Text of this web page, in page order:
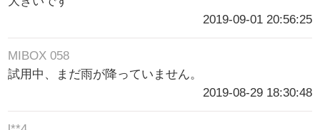
2019-09-01 20:56:25
MIBOX 058
試用中、まだ雨が降っていません。
2019-08-29 18:30:48